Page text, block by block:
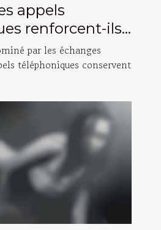
appels
renforcent-ils
?
par les échanges
téléphoniques conservent